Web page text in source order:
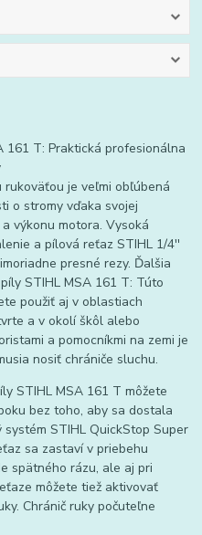
T: Praktická profesionálna
je veľmi obľúbená
o stromy vďaka svojej
výkonu motora. Vysoká
a pílová reťaz STIHL 1/4''
presné rezy. Ďalšia
STIHL MSA 161 T: Túto
použiť aj v oblastiach
a v okolí škôl alebo
a pomocníkmi na zemi je
nosiť chrániče sluchu.
STIHL MSA 161 T môžete
bez toho, aby sa dostala
STIHL QuickStop Super
sa zastaví v priebehu
spätného rázu, ale aj pri
môžete tiež aktivovať
Chránič ruky počuteľne